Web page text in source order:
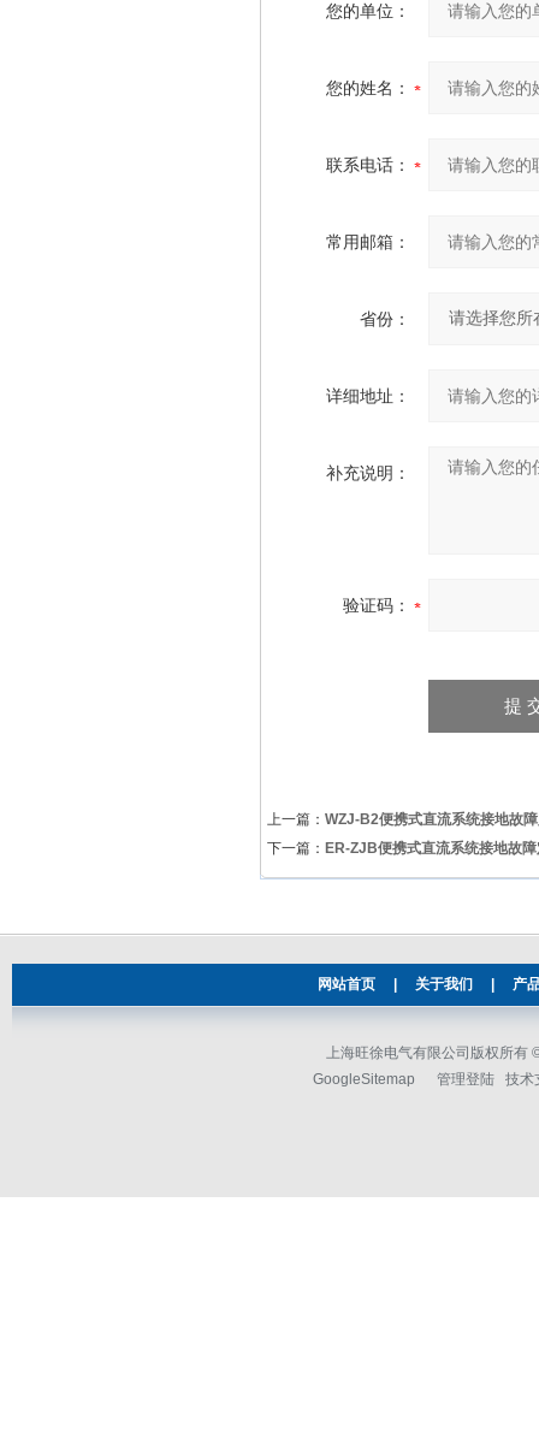
您的单位：
您的姓名：
联系电话：
常用邮箱：
省份：
详细地址：
补充说明：
验证码：
上一篇： WZJ-B2便携式直流系统接地故
下一篇： ER-ZJB便携式直流系统接地故
网站首页 关于我们 产
上海旺徐电气有限公司版权所有
GoogleSitemap
管理登陆 技术